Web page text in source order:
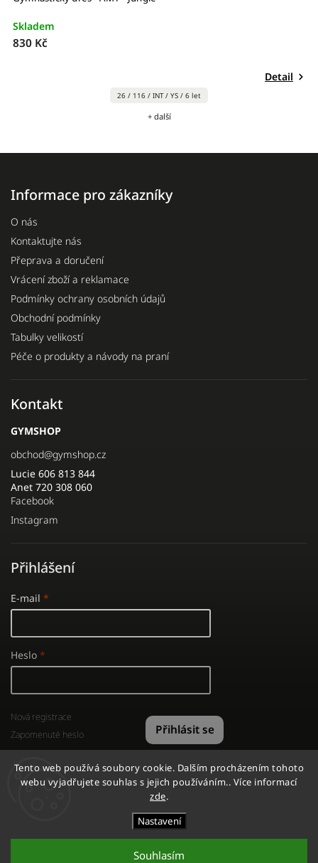
Tento web používá soubory cookie. Dalším procházením tohoto
webu vyjadřujete souhlas s jejich používáním.. Více informací
zde.
Nastavení
Souhlasím
Skladem
830 Kč
Detail
26 / 116 / INT / YS / 6 let
+ další
Informace pro zákazníky
O nás
Kontaktujte nás
Přeprava a doručení
Vrácení zboží a reklamace
Podmínky ochrany osobních údajů
Obchodní podmínky
Tabulky velikostí
Péče o produkty a návody na praní
Kontakt
GYMSHOP
obchod@gymshop.cz
Lucie 606 813 844
Anet 720 308 060
Facebook
Instagram
Přihlášení
E-mail
Heslo
Přihlásit se
Nová registrace
Zapomenuté heslo
GYMSHOP. Všechna práva vyhrazena.